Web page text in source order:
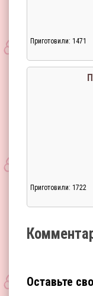
Приготовили: 1471
Приготовили: 1722
Оставьте